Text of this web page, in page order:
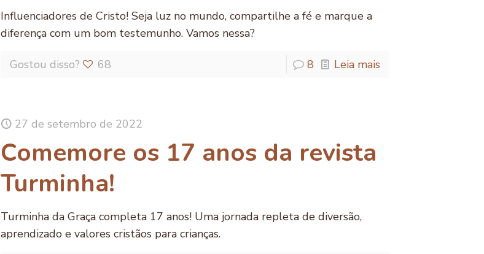
Influenciadores de Cristo! Seja luz no mundo, compartilhe a fé e marque a
diferença com um bom testemunho. Vamos nessa?
Gostou disso? 68 8 Leia mais
27 de setembro de 2022
Comemore os 17 anos da revista
Turminha!
Turminha da Graça completa 17 anos! Uma jornada repleta de diversão,
aprendizado e valores cristãos para crianças.